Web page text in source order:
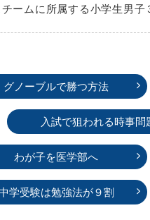
ームに所属する小学生男
グノーブルで勝つ方法
入試で狙われる時事問
わが子を医学部へ
学受験は勉強法が９割